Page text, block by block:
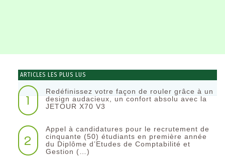
ARTICLES LES PLUS LUS
1
Redéfinissez votre façon de rouler grâce à un
design audacieux, un confort absolu avec la
JETOUR X70 V3
2
Appel à candidatures pour le recrutement de
cinquante (50) étudiants en première année
du Diplôme d’Etudes de Comptabilité et
Gestion (…)